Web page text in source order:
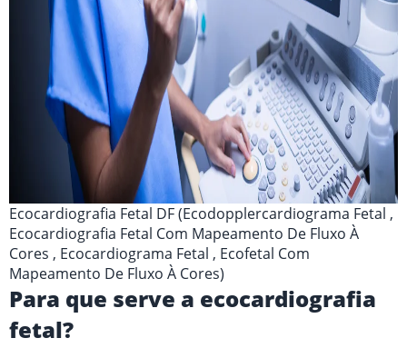
Ecocardiografia Fetal DF (Ecodopplercardiograma Fetal ,
Ecocardiografia Fetal Com Mapeamento De Fluxo À
Cores , Ecocardiograma Fetal , Ecofetal Com
Mapeamento De Fluxo À Cores)
Para que serve a ecocardiografia
fetal?